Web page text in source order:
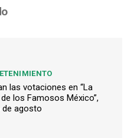
las votaciones en “La
los Famosos México”,
de agosto